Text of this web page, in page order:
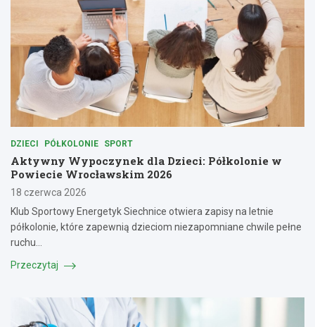
DZIECI PÓŁKOLONIE SPORT
Aktywny Wypoczynek dla Dzieci: Półkolonie w
Powiecie Wrocławskim 2026
18 czerwca 2026
Klub Sportowy Energetyk Siechnice otwiera zapisy na letnie
półkolonie, które zapewnią dzieciom niezapomniane chwile pełne
ruchu…
Przeczytaj